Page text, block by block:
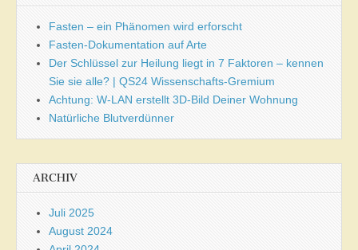
Fasten – ein Phänomen wird erforscht
Fasten-Dokumentation auf Arte
Der Schlüssel zur Heilung liegt in 7 Faktoren – kennen
Sie sie alle? | QS24 Wissenschafts-Gremium
Achtung: W-LAN erstellt 3D-Bild Deiner Wohnung
Natürliche Blutverdünner
ARCHIV
Juli 2025
August 2024